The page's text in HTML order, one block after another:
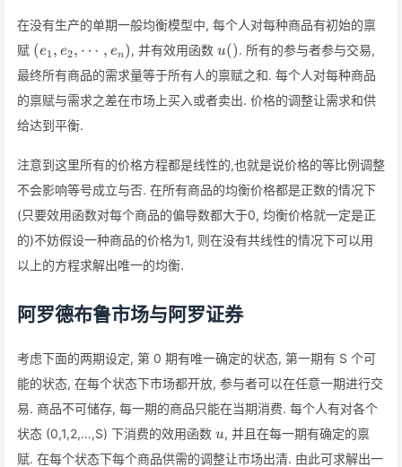
在没有生产的单期一般均衡模型中, 每个人对每种商品有初始的禀
赋 (e_1,e_2,\cdots,e_n)
(e1 , e2, ⋯ , en), 并有效用函数u()
u(). 所有的参与者参与交易,
最终所有商品的需求量等于所有人的禀赋之和. 每个人对每种商品
的禀赋与需求之差在市场上买入或者卖出. 价格的调整让需求和供
给达到平衡.
注意到这里所有的价格方程都是线性的,也就是说价格的等比例调整
不会影响等号成立与否. 在所有商品的均衡价格都是正数的情况下
(只要效用函数对每个商品的偏导数都大于0, 均衡价格就一定是正
的)不妨假设一种商品的价格为1, 则在没有共线性的情况下可以用
以上的方程求解出唯一的均衡.
阿罗德布鲁市场与阿罗证券
考虑下面的两期设定, 第 0 期有唯一确定的状态, 第一期有 S 个可
能的状态, 在每个状态下市场都开放, 参与者可以在任意一期进行交
易. 商品不可储存, 每一期的商品只能在当期消费. 每个人有对各个
状态 (0,1,2,…,S) 下消费的效用函数 u
u, 并且在每一期有确定的禀
赋. 在每个状态下每个商品供需的调整让市场出清. 由此可求解出一